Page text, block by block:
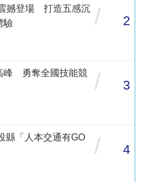
撼登場 打造五感沉
驗
/ 2
峰 勇奪全國技能競
/ 3
「人本交通有GO
/ 4